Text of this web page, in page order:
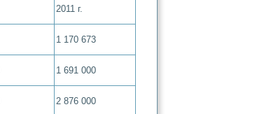
2011 г.
1 170 673
1 691 000
2 876 000